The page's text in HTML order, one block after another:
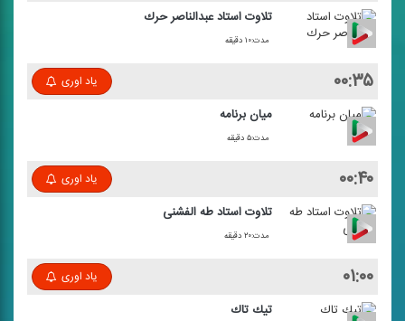
تلاوت استاد عبدالناصر حرك
مدت:۱۰ دقیقه
۰۰:۳۵ یاد اوری
میان برنامه
مدت:۵ دقیقه
۰۰:۴۰ یاد اوری
تلاوت استاد طه الفشنی
مدت:۲۰ دقیقه
۰۱:۰۰ یاد اوری
تیك تاك